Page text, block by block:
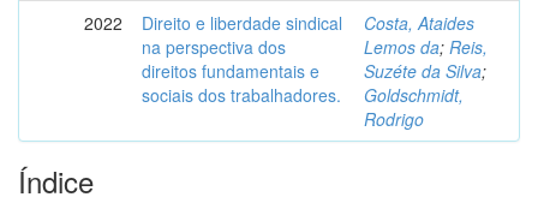
2022
Direito e liberdade sindical
na perspectiva dos
direitos fundamentais e
sociais dos trabalhadores.
Costa, Ataides
Lemos da; Reis,
Suzéte da Silva;
Goldschmidt,
Rodrigo
Índice